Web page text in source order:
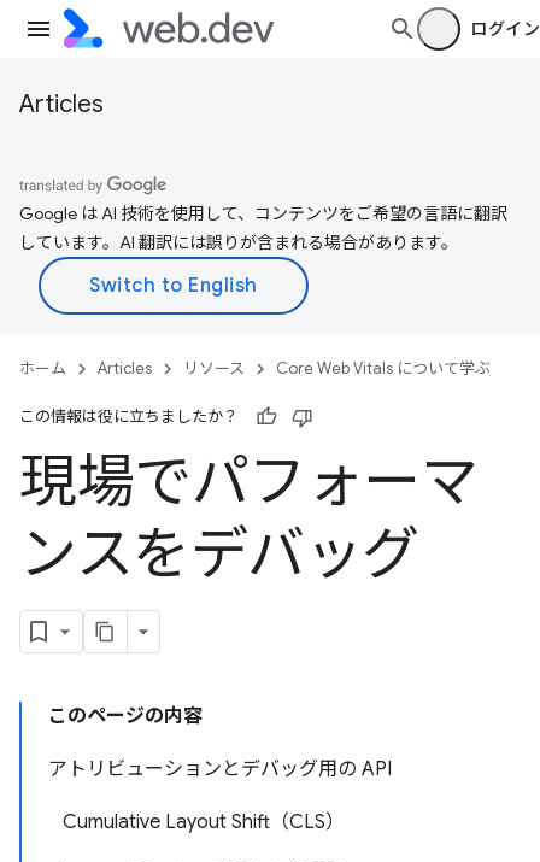
ログイン
Articles
Google は AI 技術を使用して、コンテンツをご希望の言語に翻訳
しています。AI 翻訳には誤りが含まれる場合があります。
ホーム Articles リソース Core Web Vitals について学ぶ
この情報は役に立ちましたか？
現場でパフォーマ
ンスをデバッグ
このページの内容
アトリビューションとデバッグ用の API
Cumulative Layout Shift（CLS）